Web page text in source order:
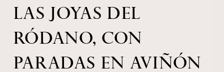
LAS JOYAS DEL
RÓDANO, CON
PARADAS EN AVIÑÓN